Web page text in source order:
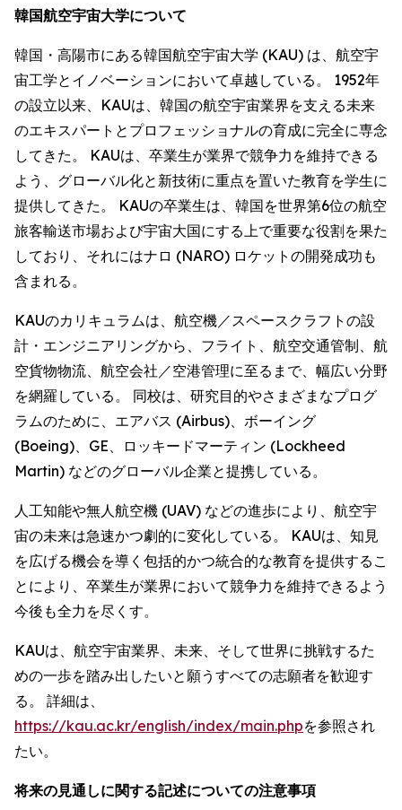
韓国航空宇宙大学について
韓国・高陽市にある韓国航空宇宙大学 (KAU) は、航空宇
宙工学とイノベーションにおいて卓越している。 1952年
の設立以来、KAUは、韓国の航空宇宙業界を支える未来
のエキスパートとプロフェッショナルの育成に完全に専念
してきた。 KAUは、卒業生が業界で競争力を維持できる
よう、グローバル化と新技術に重点を置いた教育を学生に
提供してきた。 KAUの卒業生は、韓国を世界第6位の航空
旅客輸送市場および宇宙大国にする上で重要な役割を果た
しており、それにはナロ (NARO) ロケットの開発成功も
含まれる。
KAUのカリキュラムは、航空機／スペースクラフトの設
計・エンジニアリングから、フライト、航空交通管制、航
空貨物物流、航空会社／空港管理に至るまで、幅広い分野
を網羅している。 同校は、研究目的やさまざまなプログ
ラムのために、エアバス (Airbus)、ボーイング
(Boeing)、GE、ロッキードマーティン (Lockheed
Martin) などのグローバル企業と提携している。
人工知能や無人航空機 (UAV) などの進歩により、航空宇
宙の未来は急速かつ劇的に変化している。 KAUは、知見
を広げる機会を導く包括的かつ統合的な教育を提供するこ
とにより、卒業生が業界において競争力を維持できるよう
今後も全力を尽くす。
KAUは、航空宇宙業界、未来、そして世界に挑戦するた
めの一歩を踏み出したいと願うすべての志願者を歓迎す
る。 詳細は、
https://kau.ac.kr/english/index/main.phpを参照され
たい。
将来の見通しに関する記述についての注意事項